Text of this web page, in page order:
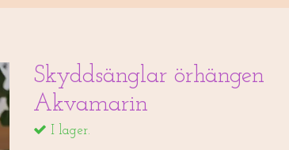
Skyddsänglar örhängen
Akvamarin
I lager.